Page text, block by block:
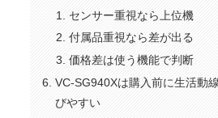
センサー重視なら上位機
付属品重視なら差が出る
価格差は使う機能で判断
VC-SG940Xは購入前に生活動
びやすい